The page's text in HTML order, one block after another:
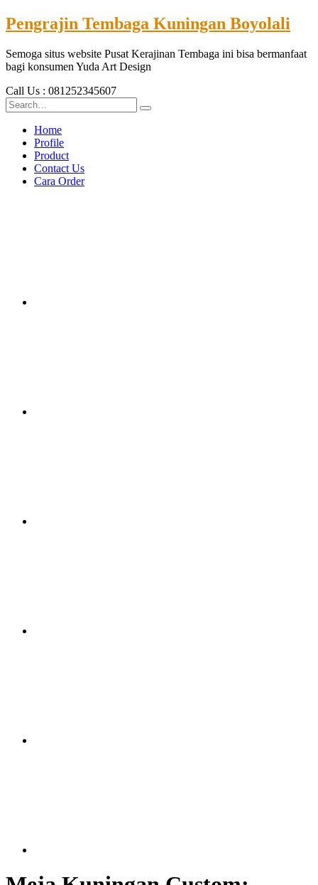
Pengrajin Tembaga Kuningan Boyolali
Semoga situs website Pusat Kerajinan Tembaga ini bisa bermanfaat
bagi konsumen Yuda Art Design
Call Us : 081252345607
Home
Profile
Product
Contact Us
Cara Order